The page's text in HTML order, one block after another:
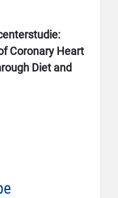
Coronary Heart
Diet and